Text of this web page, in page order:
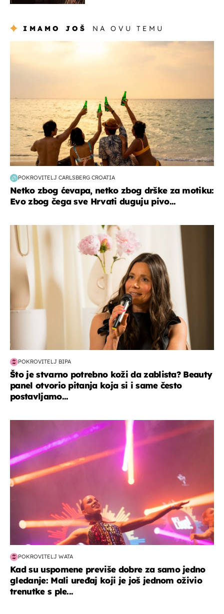
IMAMO JOŠ NA OVU TEMU
POKROVITELJ CARLSBERG CROATIA
Netko zbog ćevapa, netko zbog drške za motiku:
Evo zbog čega sve Hrvati duguju pivo...
moda & ljepota
POKROVITELJ BIPA
Što je stvarno potrebno koži da zablista? Beauty
panel otvorio pitanja koja si i same često
postavljamo...
POKROVITELJ WATA
Kad su uspomene previše dobre za samo jedno
gledanje: Mali uređaj koji je još jednom oživio
trenutke s ple...